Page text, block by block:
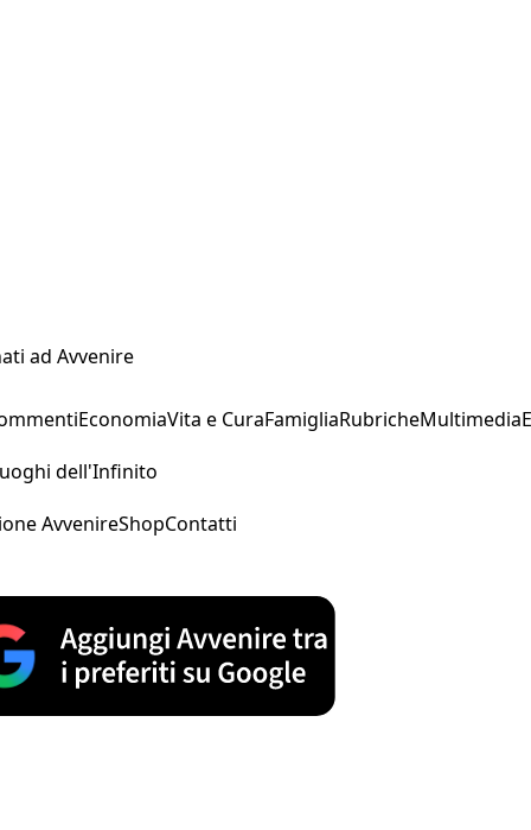
ad Avvenire
EconomiaVita e CuraFamigliaRubricheMultimedia
dell'Infinito
AvvenireShopContatti